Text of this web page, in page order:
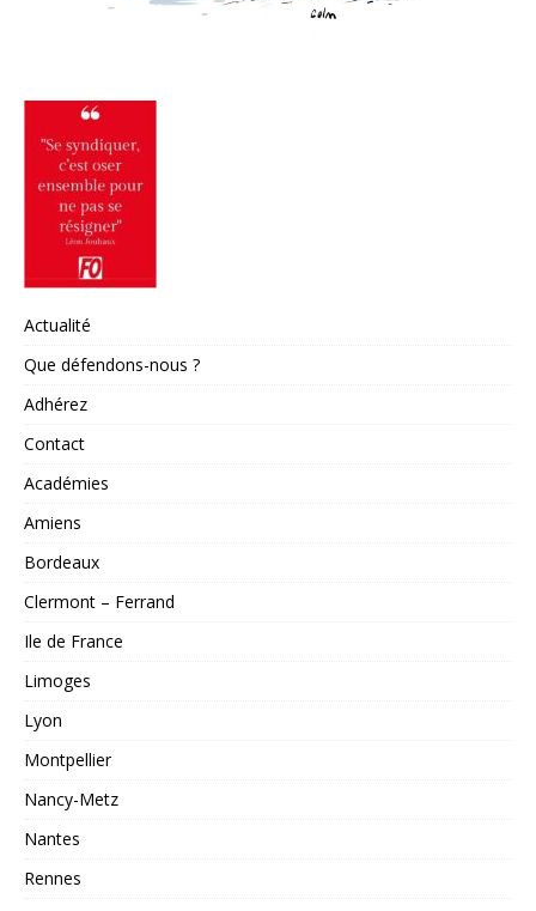
Actualité
Que défendons-nous ?
Adhérez
Contact
Académies
Amiens
Bordeaux
Clermont – Ferrand
Ile de France
Limoges
Lyon
Montpellier
Nancy-Metz
Nantes
Rennes